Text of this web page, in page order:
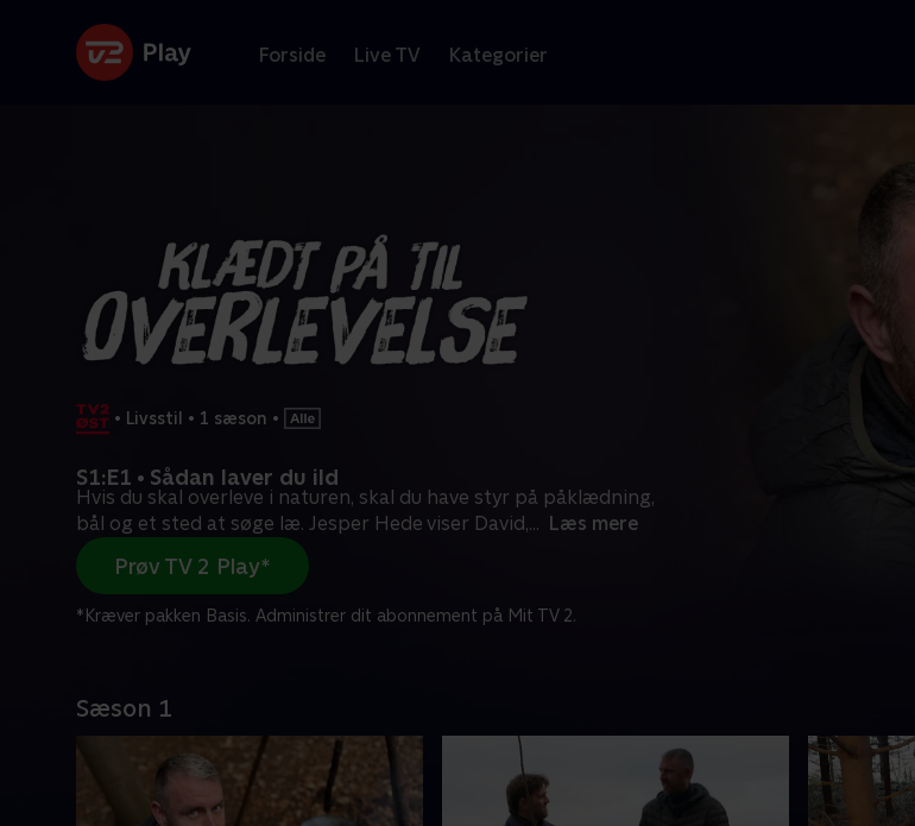
Forside Live TV Kategorier
• Livsstil • 1 sæson •
S1:E1 • Sådan laver du ild
Hvis du skal overleve i naturen, skal du have styr på påklædning,
bål og et sted at søge læ. Jesper Hede viser David,... Læs mere
Prøv TV 2 Play*
*Kræver pakken Basis. Administrer dit abonnement på Mit TV 2.
Sæson 1